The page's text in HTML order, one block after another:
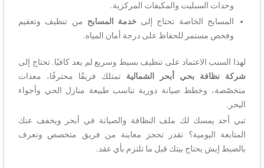
وحدات السبليت والمكيفات المركزية.
المسابح الخاصة تحتاج إلى خدمة المسابح من تنظيف وتعقيم
وفحص مستمر للحفاظ على درجة أمان المياه.
لهذا السبب الاعتماد على تنظيف بسيط وسريع لم يعد كافيًا. تحتاج إلى
شركة نظافة بحي أبحر الشمالية تمتلك فريقًا محترفًا، معدات
متخصّصة، وخطط صيانة دورية تناسب طبيعة منازل الحي وأجواء
البحر.
تبي أحد يمسك لك ملف النظافة والصيانة في أبحر ويخفف عنك
المتابعة اليومية؟ تقدر تحجز معاينة من فريق متخصص وتعرف
بالضبط إيش يحتاج بيتك قبل ما تلتزم بأي عقد.